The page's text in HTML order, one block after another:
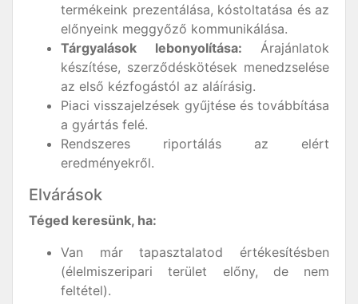
termékeink prezentálása, kóstoltatása és az
előnyeink meggyőző kommunikálása.
Tárgyalások lebonyolítása: Árajánlatok
készítése, szerződéskötések menedzselése
az első kézfogástól az aláírásig.
Piaci visszajelzések gyűjtése és továbbítása
a gyártás felé.
Rendszeres riportálás az elért
eredményekről.
Elvárások
Téged keresünk, ha:
Van már tapasztalatod értékesítésben
(élelmiszeripari terület előny, de nem
feltétel).